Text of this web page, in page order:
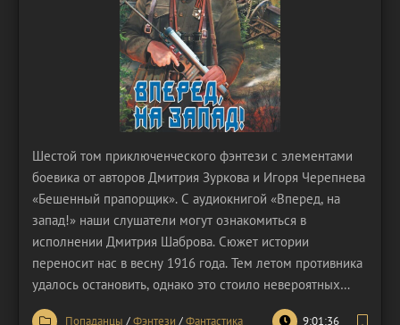
Шестой том приключенческого фэнтези с элементами
боевика от авторов Дмитрия Зуркова и Игоря Черепнева
«Бешенный прапорщик». С аудиокнигой «Вперед, на
запад!» наши слушатели могут ознакомиться в
исполнении Дмитрия Шаброва. Сюжет истории
переносит нас в весну 1916 года. Тем летом противника
удалось остановить, однако это стоило невероятных
усилий и жертв. Враг не терял времени напрасно – он
Попаданцы /Фэнтези /Фантастика 9:01:36